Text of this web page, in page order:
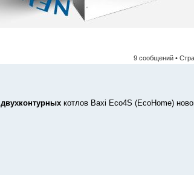
9 сообщений •
двухконтурныхкотлов Baxi Eco4S (EcoHome)